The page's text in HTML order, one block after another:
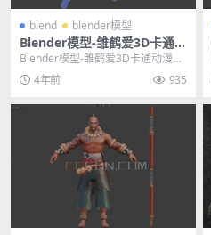
blend blender模型
Blender模型-雏鹤爱3D卡通动
漫模型三维人物模型素材
Blender模型-雏鹤爱3D卡通动漫模
型三维人物模型素材 其他推荐： Bl
en...4年前 935